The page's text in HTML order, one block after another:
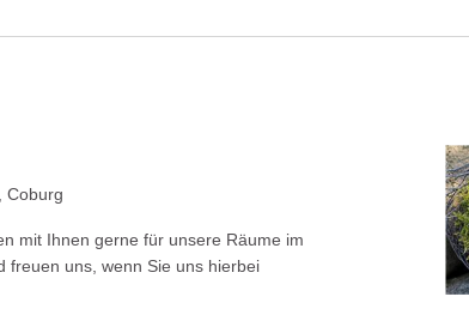
Coburg
mit Ihnen gerne für unsere Räume im
freuen uns, wenn Sie uns hierbei